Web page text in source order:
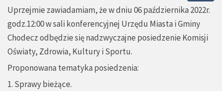
Uprzejmie zawiadamiam, że w dniu 06 października 2022r.
godz.12:00 w sali konferencyjnej Urzędu Miasta i Gminy
Chodecz odbędzie się nadzwyczajne posiedzenie Komisji
Oświaty, Zdrowia, Kultury i Sportu.
Proponowana tematyka posiedzenia:
1. Sprawy bieżące.